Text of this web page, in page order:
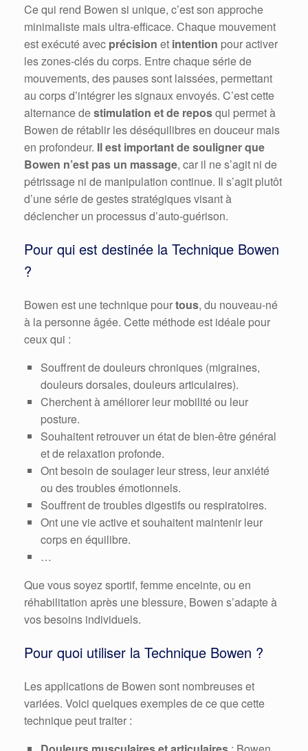
Ce qui rend Bowen si unique, c’est son approche
minimaliste mais ultra-efficace. Chaque mouvement
est exécuté avec précision et intention pour activer
les zones-clés du corps. Entre chaque série de
mouvements, des pauses sont laissées, permettant
au corps d’intégrer les signaux envoyés. C’est cette
alternance destimulation et de reposqui permet à
Bowen de rétablir les déséquilibres en douceur mais
en profondeur. Il est important de souligner que
Bowen n’est pas un massage, car il ne s’agit ni de
pétrissage ni de manipulation continue. Il s’agit plutôt
d’une série de gestes stratégiques visant à
déclencher un processus d’auto-guérison.
Pour qui est destinée la Technique Bowen
?
Bowen est une technique pourtous, du nouveau-né
à la personne âgée. Cette méthode est idéale pour
ceux qui :
Souffrent de douleurs chroniques (migraines,
douleurs dorsales, douleurs articulaires).
Cherchent à améliorer leur mobilité ou leur
posture.
Souhaitent retrouver un état de bien-être général
et de relaxation profonde.
Ont besoin de soulager leur stress, leur anxiété
ou des troubles émotionnels.
Souffrent de troubles digestifs ou respiratoires.
Ont une vie active et souhaitent maintenir leur
corps en équilibre.
…
Que vous soyez sportif, femme enceinte, ou en
réhabilitation après une blessure, Bowen s’adapte à
vos besoins individuels.
Pour quoi utiliser la Technique Bowen ?
Les applications de Bowen sont nombreuses et
variées. Voici quelques exemples de ce que cette
technique peut traiter :